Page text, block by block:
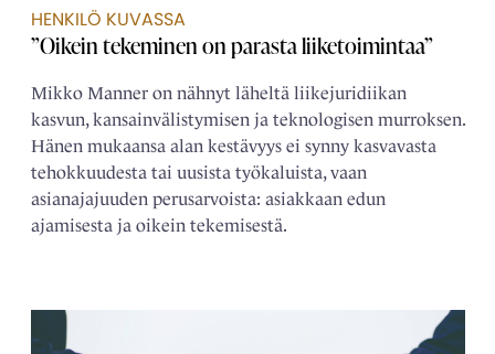
HENKILÖ KUVASSA
”Oikein tekeminen on parasta liiketoimintaa”
Mikko Manner on nähnyt läheltä liikejuridiikan
kasvun, kansainvälistymisen ja teknologisen murroksen.
Hänen mukaansa alan kestävyys ei synny kasvavasta
tehokkuudesta tai uusista työkaluista, vaan
asianajajuuden perusarvoista: asiakkaan edun
ajamisesta ja oikein tekemisestä.